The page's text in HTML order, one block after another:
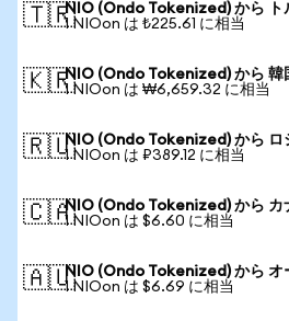
🇹🇷NIO (Ondo Tokenized) から ト
1 NIOon は ₺225.61 に相当
🇰🇷NIO (Ondo Tokenized) から 韓
1 NIOon は ₩6,659.32 に相当
🇷🇺NIO (Ondo Tokenized) から ロ
1 NIOon は ₽389.12 に相当
🇨🇦NIO (Ondo Tokenized) から カ
1 NIOon は $6.60 に相当
🇦🇺NIO (Ondo Tokenized) から オ
1 NIOon は $6.69 に相当